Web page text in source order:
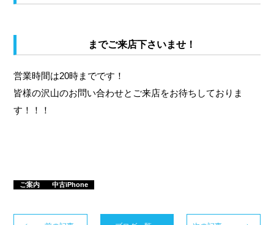
までご来店下さいませ！
営業時間は20時までです！
皆様の沢山のお問い合わせとご来店をお待ちしておりま
す！！！
ご案内 中古iPhone